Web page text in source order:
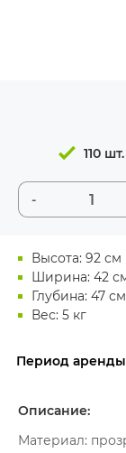
Высота: 92 см
Ширина: 42
Глубина: 47 см
Вес: 5 кг
Период
-
110 шт.
Описание:
Материал: